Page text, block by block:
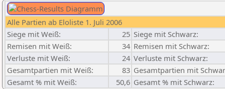
Alle Partien ab Eloliste 1. Juli 2006
Siege mit Weiß:
25 Siege mit Schwarz:
Remisen mit Weiß:
34 Remisen mit Schwarz:
Verluste mit Weiß:
24 Verluste mit Schwarz:
Gesamtpartien mit Weiß:
83 Gesamtpartien mit
Gesamt % mit Weiß:
50,6 Gesamt % mit Schwarz: